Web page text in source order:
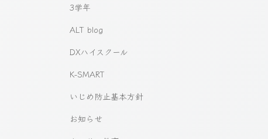
3学年
ALT blog
DXハイスクール
K-SMART
いじめ防止基本方針
お知らせ